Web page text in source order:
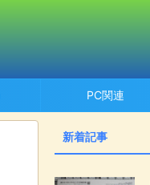
PC関連
新着記事